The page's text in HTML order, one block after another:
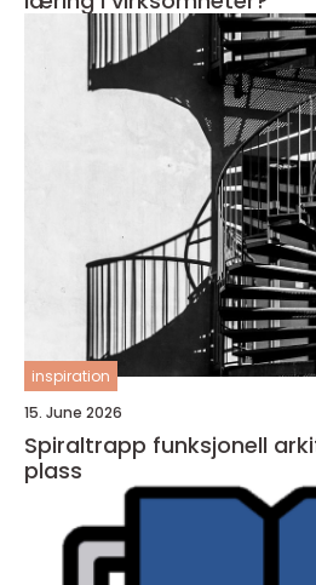
inspiration
15. June 2026
Spiraltrapp funksjonell arkitektur på liten
plass